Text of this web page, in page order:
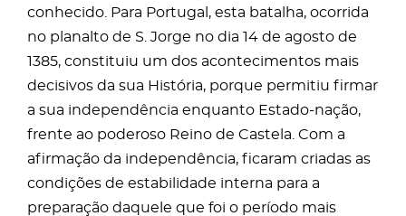
conhecido. Para Portugal, esta batalha, ocorrida
no planalto de S. Jorge no dia 14 de agosto de
1385, constituiu um dos acontecimentos mais
decisivos da sua História, porque permitiu firmar
a sua independência enquanto Estado-nação,
frente ao poderoso Reino de Castela. Com a
afirmação da independência, ficaram criadas as
condições de estabilidade interna para a
preparação daquele que foi o período mais